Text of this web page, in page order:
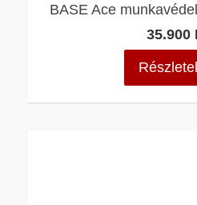
BASE Ace
35.900